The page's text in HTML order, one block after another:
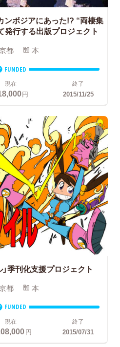
ンボジアにあった!? “両棲集
発行する出版プロジェクト
都 本
FUNDED
現在
円
終了
2015/11/25
季刊化支援プロジェクト
都 本
FUNDED
現在
円
終了
2015/07/31